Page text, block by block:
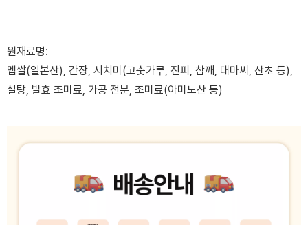
원재료명:
멥쌀(일본산), 간장, 시치미(고춧가루, 진피, 참깨, 대마씨, 산초 등),
설탕, 발효 조미료, 가공 전분, 조미료(아미노산 등)